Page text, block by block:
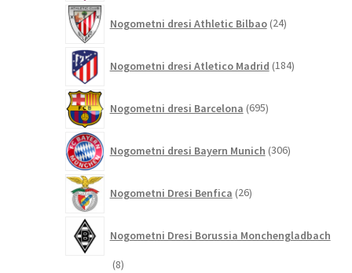
Nogometni dresi Athletic Bilbao 24izdelkov
Nogometni dresi Atletico Madrid 184izdelkov
Nogometni dresi Barcelona 695izdelkov
Nogometni dresi Bayern Munich 306izdelkov
Nogometni Dresi Benfica 26izdelkov
Nogometni Dresi Borussia Monchengladbach
88